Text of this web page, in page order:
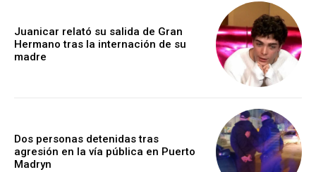
Juanicar relató su salida de Gran
Hermano tras la internación de su
madre
Dos personas detenidas tras
agresión en la vía pública en Puerto
Madryn